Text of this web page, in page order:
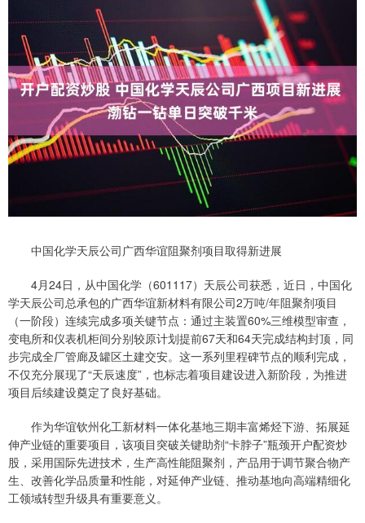
中国化学天辰公司广西华谊阻聚剂项目取得新进展
4月24日，从中国化学（601117）天辰公司获悉，近日，中国化
学天辰公司总承包的广西华谊新材料有限公司2万吨/年阻聚剂项目
（一阶段）连续完成多项关键节点：通过主装置60%三维模型审查，
变电所和仪表机柜间分别较原计划提前67天和64天完成结构封顶，同
步完成全厂管廊及罐区土建交安。这一系列里程碑节点的顺利完成，
不仅充分展现了“天辰速度”，也标志着项目建设进入新阶段，为推进
项目后续建设奠定了良好基础。
作为华谊钦州化工新材料一体化基地三期丰富烯烃下游、拓展延
伸产业链的重要项目，该项目突破关键助剂“卡脖子”瓶颈开户配资炒
股，采用国际先进技术，生产高性能阻聚剂，产品用于调节聚合物产
生、改善化学品质量和性能，对延伸产业链、推动基地向高端精细化
工领域转型升级具有重要意义。